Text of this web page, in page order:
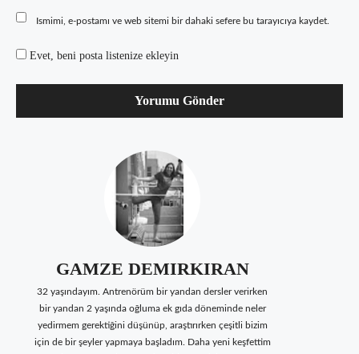
Ismimi, e-postamı ve web sitemi bir dahaki sefere bu tarayıcıya kaydet.
Evet, beni posta listenize ekleyin
GAMZE DEMIRKIRAN
32 yaşındayım. Antrenörüm bir yandan dersler verirken
bir yandan 2 yaşında oğluma ek gıda döneminde neler
yedirmem gerektiğini düşünüp, araştırırken çeşitli bizim
için de bir şeyler yapmaya başladım. Daha yeni keşfettim